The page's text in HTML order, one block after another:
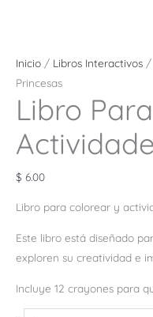
Inicio / Libros Interactivos /
Princesas
Libro
$ 6.00
Libro para colorear y
Este libro está diseñado
exploren su creatividad e
Incluye 12 crayones para